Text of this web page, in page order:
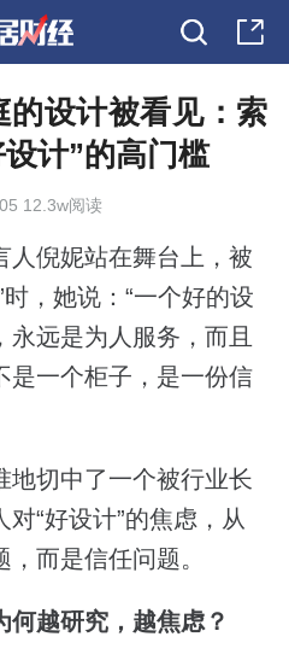
的设计被看见：索
计”的高门槛
12.3w阅读
人倪妮站在舞台上，被
，她说：“一个好的设
远是为人服务，而且
是一个柜子，是一份信
地切中了一个被行业长
“好设计”的焦虑，从
而是信任问题。
何越研究，越焦虑？